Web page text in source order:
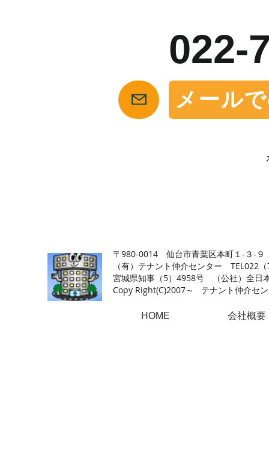
022-
メール
〒980-0014 仙台市青葉区本町１-３-９
（有）テナント仲介センター TEL022
宮城県知事（5）4958号 （公社）全日
Copy Right(C)2007～ テナント仲介セ
HOME 会社概要